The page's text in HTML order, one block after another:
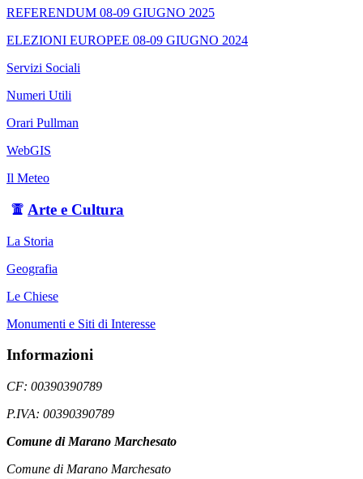
REFERENDUM 08-09 GIUGNO 2025
ELEZIONI EUROPEE 08-09 GIUGNO 2024
Servizi Sociali
Numeri Utili
Orari Pullman
WebGIS
Il Meteo
Arte e Cultura
La Storia
Geografia
Le Chiese
Monumenti e Siti di Interesse
Informazioni
CF: 00390390789
P.IVA: 00390390789
Comune di Marano Marchesato
Comune di Marano Marchesato